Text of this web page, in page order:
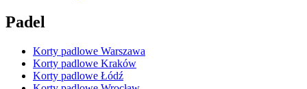
Padel
Korty padlowe Warszawa
Korty padlowe Kraków
Korty padlowe Łódź